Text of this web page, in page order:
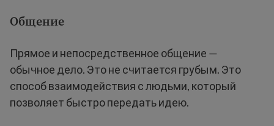
Общение
Прямое и непосредственное общение —
обычное дело. Это не считается грубым. Это
способ взаимодействия с людьми, который
позволяет быстро передать идею.